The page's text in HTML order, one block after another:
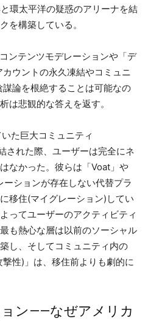
環太平洋の疑惑のアリーナを結
を構築している。
ンテンツモデレーションや「デ
ウントの永久凍結やコミュニ
論を根絶することは可能なの
は悲観的な答えを返す。
た巨大コミュニティ
された際、ユーザーは完全にネ
なかった。彼らは「Voat」や
ーションが存在しない代替プラ
移住(マイグレーション)してい
ってユーザーのアクティビティ
も熱心な層は以前のソーシャル
し、そしてコミュニティ内の
撃性)」は、移住前よりも劇的に
ン——なぜアメリカ